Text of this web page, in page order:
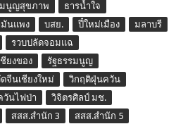
มนูญสุขภาพ
ธารน้ำใจ
นแพง บสย. ปี๋ใหม่เมือง
มลาบรี
รวบปลัดจอมแฉ
ยงของ
รัฐธรรมนูญ
จีนเชียงใหม่
วิกฤติฝุ่นควัน
นไฟป่า
วิจิตรศิลป์ มช.
สสส.สำนัก 3
สสส.สำนัก 5